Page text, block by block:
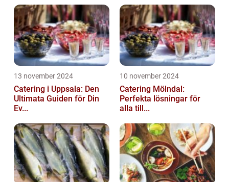
13 november 2024
Catering i Uppsala: Den
Ultimata Guiden för Din
Ev...
10 november 2024
Catering Mölndal:
Perfekta lösningar för
alla till...